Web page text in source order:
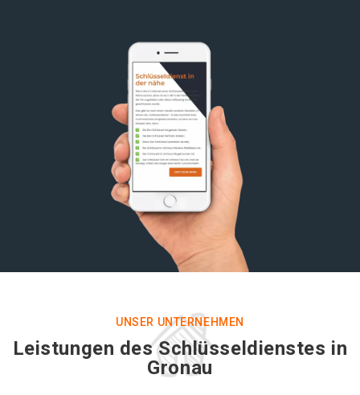
UNSER UNTERNEHMEN
Leistungen des Schlüsseldienstes in
Gronau